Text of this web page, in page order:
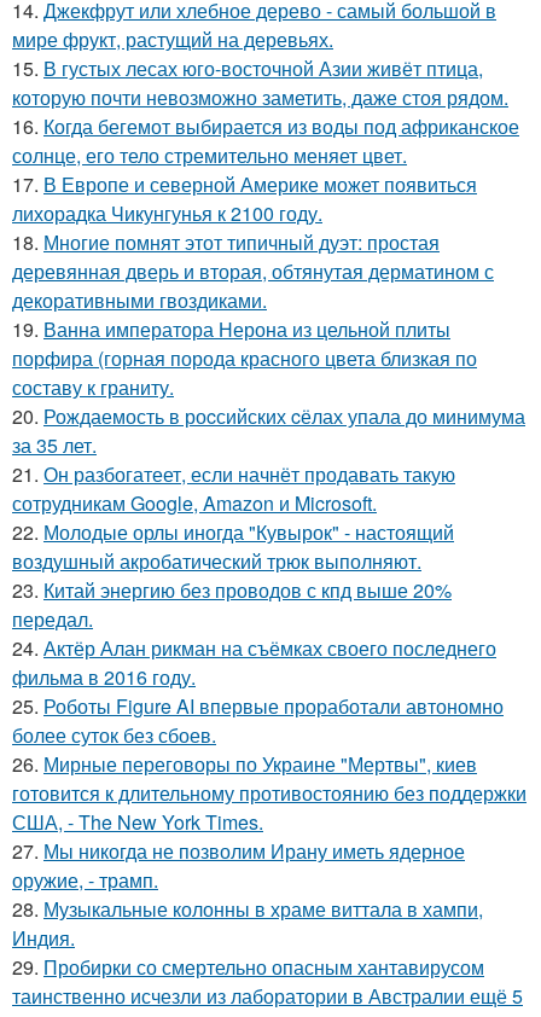
14. Джекфрут или хлебное дерево - самый большой в
мире фрукт, растущий на деревьях.
15. В густых лесах юго-восточной Азии живёт птица,
которую почти невозможно заметить, даже стоя рядом.
16. Когда бегемот выбирается из воды под африканское
солнце, его тело стремительно меняет цвет.
17. В Европе и северной Америке может появиться
лихорадка Чикунгунья к 2100 году.
18. Многие помнят этот типичный дуэт: простая
деревянная дверь и вторая, обтянутая дерматином с
декоративными гвоздиками.
19. Ванна императора Нерона из цельной плиты
порфира (горная порода красного цвета близкая по
составу к граниту.
20. Рождаемость в роcсийских cёлах упала до минимума
за 35 лет.
21. Он разбогатеет, если начнёт продавать такую
сотрудникам Google, Amazon и Microsoft.
22. Молодые орлы иногда "Кувырок" - настоящий
воздушный акробатический трюк выполняют.
23. Китай энергию без проводов с кпд выше 20%
передал.
24. Актёр Алан рикман на съёмках своего последнего
фильма в 2016 году.
25. Роботы Figure AI впервые проработали автономно
более суток без сбоев.
26. Мирные переговоры по Украине "Мертвы", киев
готовится к длительному противостоянию без поддержки
США, - The New York Times.
27. Мы никогда не позволим Ирану иметь ядерное
оружие, - трамп.
28. Музыкальные колонны в храме виттала в хампи,
Индия.
29. Пробирки со смертельно опасным хантавирусом
таинственно исчезли из лаборатории в Австралии ещё 5